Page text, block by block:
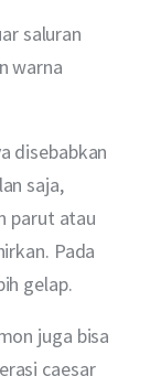
saluran
warna
disebabkan
saja,
parut atau
Pada
gelap.
juga bisa
caesar